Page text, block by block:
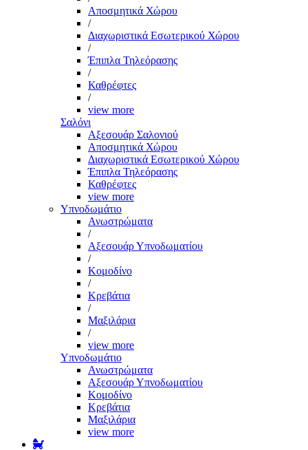
Αποσμητικά Χώρου
/
Διαχωριστικά Εσωτερικού Χώρου
/
Έπιπλα Τηλεόρασης
/
Καθρέφτες
/
view more
Σαλόνι
Αξεσουάρ Σαλονιού
Αποσμητικά Χώρου
Διαχωριστικά Εσωτερικού Χώρου
Έπιπλα Τηλεόρασης
Καθρέφτες
view more
Υπνοδωμάτιο
Ανωστρώματα
/
Αξεσουάρ Υπνοδωματίου
/
Κομοδίνο
/
Κρεβάτια
/
Μαξιλάρια
/
view more
Υπνοδωμάτιο
Ανωστρώματα
Αξεσουάρ Υπνοδωματίου
Κομοδίνο
Κρεβάτια
Μαξιλάρια
view more